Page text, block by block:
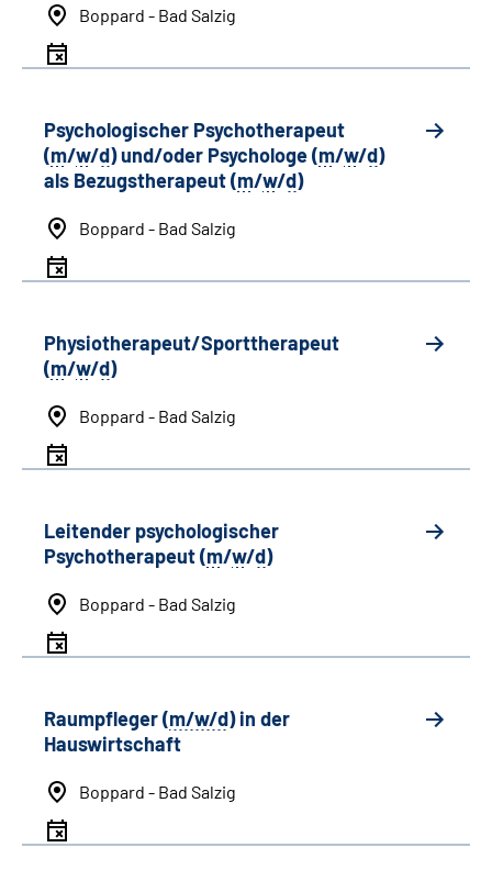
Boppard - Bad Salzig
Psychologischer Psychotherapeut
(m/w/d) und/oder Psychologe (m/w/d)
als Bezugstherapeut (m/w/d)
Boppard - Bad Salzig
Physiotherapeut/Sporttherapeut
(m/w/d)
Boppard - Bad Salzig
Leitender psychologischer
Psychotherapeut (m/w/d)
Boppard - Bad Salzig
Raumpfleger (m/w/d) in der
Hauswirtschaft
Boppard - Bad Salzig